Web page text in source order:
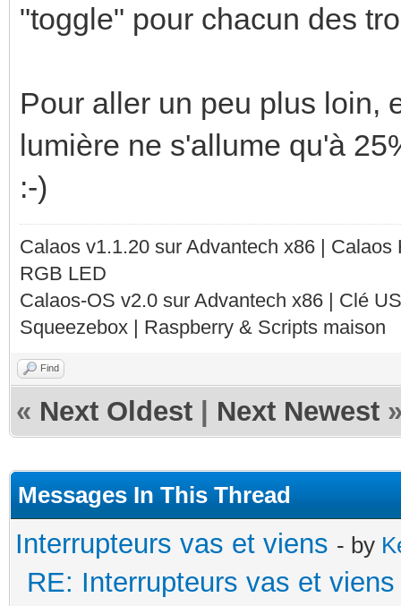
"toggle" pour chacun des
Pour aller un peu plus loin,
lumière ne s'allume qu'à
:-)
Calaos v1.1.20 sur Advantech x86 |
RGB LED
Calaos-OS v2.0 sur Advantech x86 | Clé
Squeezebox | Raspberry & Scripts maison
Find
« Next Oldest Next Newest
Messages In This Thread
Interrupteurs vas et viens - by
RE: Interrupteurs vas et viens